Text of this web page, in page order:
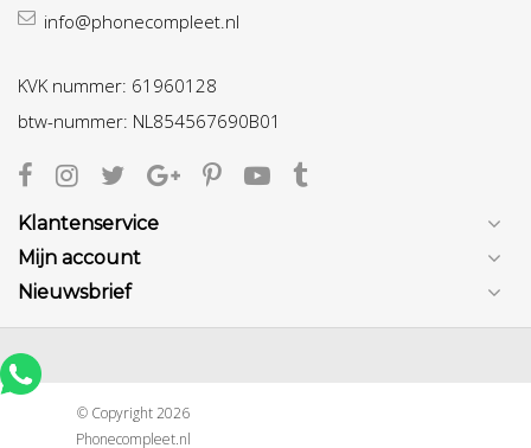
info@phonecompleet.nl
KVK nummer: 61960128
btw-nummer: NL854567690B01
Klantenservice
Mijn account
Nieuwsbrief
© Copyright 2026
Phonecompleet.nl